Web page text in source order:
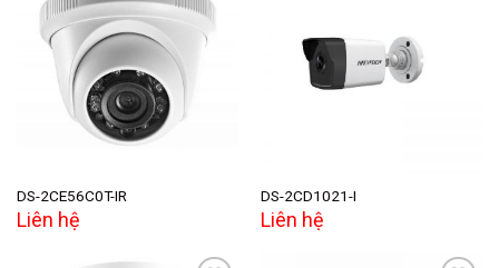
Add to
DS-2CE56C0T-IR
Liên hệ
DS-2CD1021-I
Liên hệ